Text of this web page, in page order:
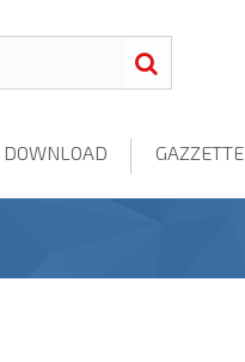
DOWNLOAD GAZZETTE